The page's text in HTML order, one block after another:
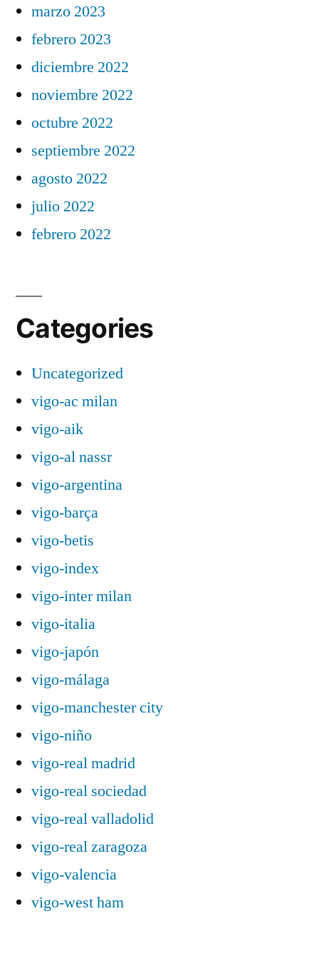
marzo 2023
febrero 2023
diciembre 2022
noviembre 2022
octubre 2022
septiembre 2022
agosto 2022
julio 2022
febrero 2022
Categories
Uncategorized
vigo-ac milan
vigo-aik
vigo-al nassr
vigo-argentina
vigo-barça
vigo-betis
vigo-index
vigo-inter milan
vigo-italia
vigo-japón
vigo-málaga
vigo-manchester city
vigo-niño
vigo-real madrid
vigo-real sociedad
vigo-real valladolid
vigo-real zaragoza
vigo-valencia
vigo-west ham